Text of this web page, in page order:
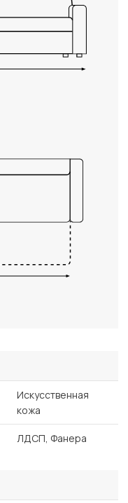
Искусственная
кожа
ЛДСП, Фанера